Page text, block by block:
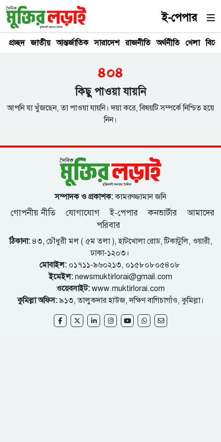
ই-পেপার
প্রচ্ছদ জাতীয় আন্তর্জাতিক সারাদেশ রাজনীতি অর্থনীতি খেলা
৪০৪
কিছু পাওয়া যায়নি
আপনি যা খুঁজছেন, তা পাওয়া যায়নি। দয়া করে, বিষয়টি সম্পর্কে নিশ্চিত হয়ে
নিন।
সম্পাদক ও প্রকাশক:কামরুজ্জামান জনি
গোপনীয় নীতি যোগাযোগ ই-পেপার কনভার্টার
আমাদের
পরিবার
ঠিকানা:৪৩, চৌধুরী মল ( ৫ম তলা ), হাটখোলা রোড, টিকাটুলি, ওয়ারী,
ঢাকা-১২০৩।
মোবাইল:০১৭১১-৯৬০২১৩, ০১৫৮০৮০৫৪০৮
ইমেইল: newsmuktirlorai@gmail.com
ওয়েবসাইট: www.muktirlorai.com
কুমিল্লা অফিস: ৯১৩, তালুকদার হাউজ, দক্ষিণ বাগিচাগাঁও, কুমিল্লা।